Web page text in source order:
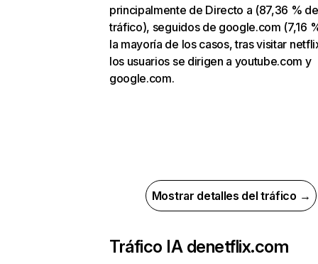
principalmente de Directo a (87,36 % de
tráfico), seguidos de google.com (7,16
la mayoría de los casos, tras visitar
los usuarios se dirigen a youtube.com y
google.com.
Mostrar detalles del tráfico →
Tráfico IA denetflix.com